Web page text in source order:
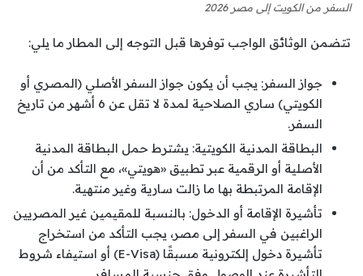
السفر من الكويت إلى مصر 2026
تتضمن الوثائق الواجب توفرها قبل التوجه إلى المطار ما يلي:
جواز السفر: يجب أن يكون جواز السفر الأصلي (المصري أو
الكويتي) ساري الصلاحية لمدة لا تقل عن 6 أشهر من تاريخ
السفر.
البطاقة المدنية الكويتية: يشترط حمل البطاقة المدنية
الأصلية أو الرقمية عبر تطبيق «هويتي»، مع التأكد من أن
الإقامة المرتبطة بها ما زالت سارية وغير منتهية.
تأشيرة الإقامة أو الدخول: بالنسبة للمقيمين غير المصريين
الراغبين في السفر إلى مصر، يجب التأكد من استخراج
تأشيرة دخول إلكترونية مسبقًا (E-Visa) أو استيفاء شروط